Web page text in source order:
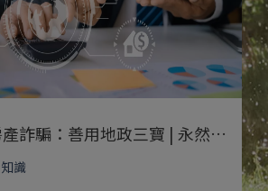
律師教你防房產詐騙：善用地政三寶 | 永然法律不動產專欄
識